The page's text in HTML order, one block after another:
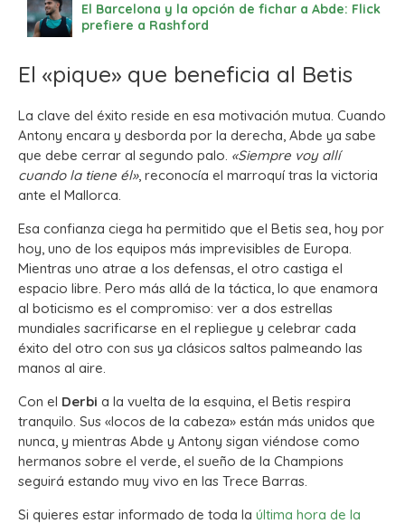
El Barcelona y la opción de fichar a Abde: Flick
prefiere a Rashford
El «pique» que beneficia al Betis
La clave del éxito reside en esa motivación mutua. Cuando
Antony encara y desborda por la derecha, Abde ya sabe
que debe cerrar al segundo palo. «Siempre voy allí
cuando la tiene él», reconocía el marroquí tras la victoria
ante el Mallorca.
Esa confianza ciega ha permitido que el Betis sea, hoy por
hoy, uno de los equipos más imprevisibles de Europa.
Mientras uno atrae a los defensas, el otro castiga el
espacio libre. Pero más allá de la táctica, lo que enamora
al boticismo es el compromiso: ver a dos estrellas
mundiales sacrificarse en el repliegue y celebrar cada
éxito del otro con sus ya clásicos saltos palmeando las
manos al aire.
Con el Derbi a la vuelta de la esquina, el Betis respira
tranquilo. Sus «locos de la cabeza» están más unidos que
nunca, y mientras Abde y Antony sigan viéndose como
hermanos sobre el verde, el sueño de la Champions
seguirá estando muy vivo en las Trece Barras.
Si quieres estar informado de toda la última hora de la